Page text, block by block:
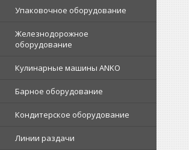
Упаковочное оборудование
Железнодорожное
оборудование
Кулинарные машины ANKO
Барное оборудование
Кондитерское оборудование
Линии раздачи